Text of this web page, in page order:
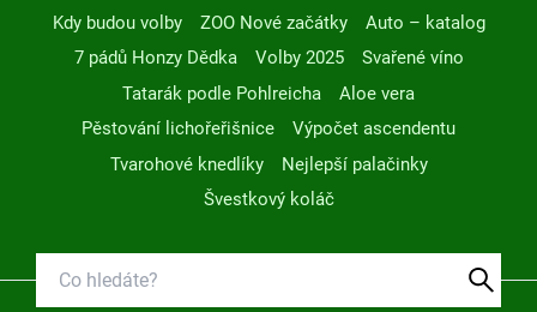
Kdy budou volby
ZOO Nové začátky
Auto – katalog
7 pádů Honzy Dědka
Volby 2025
Svařené víno
Tatarák podle Pohlreicha
Aloe vera
Pěstování lichořeřišnice
Výpočet ascendentu
Tvarohové knedlíky
Nejlepší palačinky
Švestkový koláč